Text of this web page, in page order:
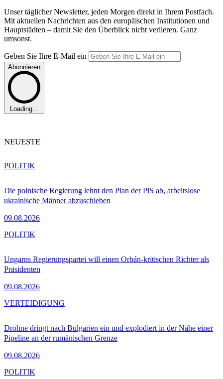
Unser täglicher Newsletter, jeden Morgen direkt in Ihrem Postfach.
Mit aktuellen Nachrichten aus den europäischen Institutionen und
Hauptstädten – damit Sie den Überblick nicht verlieren. Ganz
umsonst.
Geben Sie Ihre E-Mail ein
Abonnieren
Loading...
NEUESTE
Die polnische Regierung lehnt den Plan der PiS ab, arbeitslose
ukrainische Männer abzuschieben
09.08.2026
POLITIK
Ungarns Regierungspartei will einen Orbán-kritischen Richter als
Präsidenten
09.08.2026
POLITIK
Drohne dringt nach Bulgarien ein und explodiert in der Nähe einer
Pipeline an der rumänischen Grenze
09.08.2026
VERTEIDIGUNG
POLITIK